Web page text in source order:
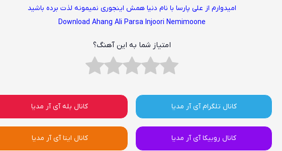
امیدوارم از علی پارسا با نام دنیا همش اینجوری نمیمونه لذت برده باشید
Download Ahang Ali Parsa Injoori Nemimoone
امتیاز شما به این آهنگ؟
کانال تلگرام آی آر مدیا کانال بله آی آر مدیا
کانال روبیکا آی آر مدیا کانال ایتا آی آر مدیا